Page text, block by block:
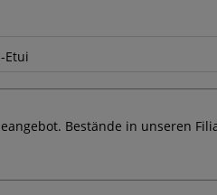
Etui
Bestände in unseren